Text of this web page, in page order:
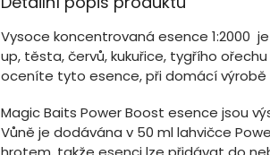
Vysoce koncentrovaná esence 1:2000
up, těsta, červů, kukuřice, tygřího
oceníte tyto esence, při domácí výrobě
Magic Baits Power Boost esence jsou
Vůně je dodávána v 50 ml lahvičce